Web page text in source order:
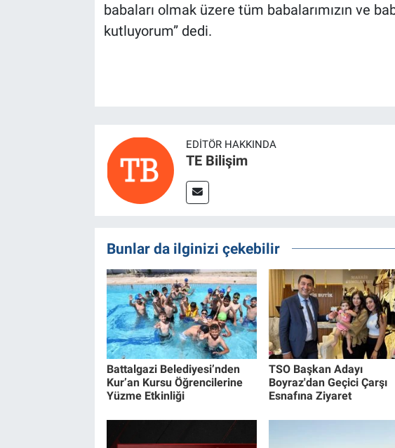
babaları olmak üzere tüm babalarımızın ve
kutluyorum” dedi.
EDITÖR HAKKINDA
TE Bilişim
Bunlar da ilginizi çekebilir
Battalgazi Belediyesi’nden
Kur’an Kursu Öğrencilerine
Yüzme Etkinliği
TSO Başkan Adayı
Boyraz'dan Geçici Çarşı
Esnafına Ziyaret